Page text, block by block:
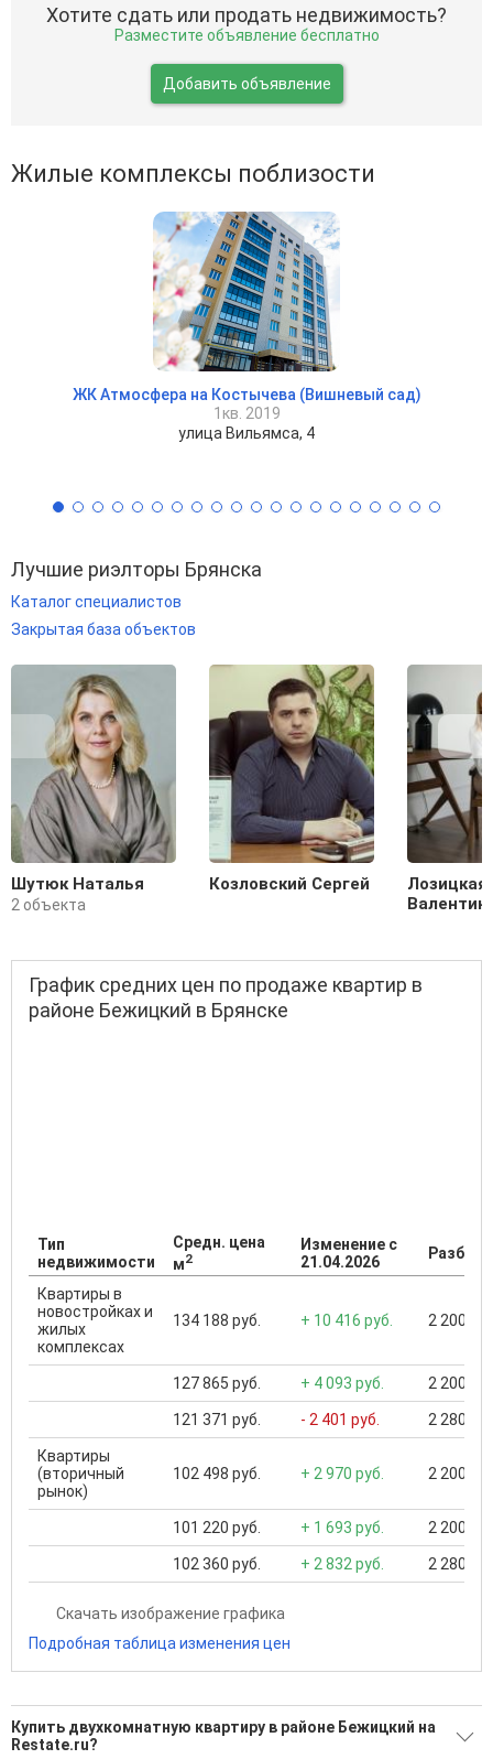
Хотите сдать или продать недвижимость?
Разместите объявление бесплатно
Добавить объявление
Жилые комплексы поблизости
ЖК Атмосфера на Костычева (Вишневый сад)
1кв. 2019
улица Вильямса, 4
Лучшие риэлторы Брянска
Каталог специалистов
Закрытая база объектов
Шутюк Наталья
2 объекта
Козловский Сергей
Лозицкая
График средних цен по продаже квартир в
районе Бежицкий в Брянске
Тип
недвижимости
Средн. цена
м2
Изменение с
21.04.2026
Квартиры в
новостройках и
жилых
комплексах
134 188 руб. + 10 416 руб. 2 200
127 865 руб. + 4 093 руб. 2 200
121 371 руб. - 2 401 руб. 2 280
Квартиры
(вторичный
рынок)
102 498 руб. + 2 970 руб. 2 200
101 220 руб. + 1 693 руб. 2 200
102 360 руб. + 2 832 руб. 2 280
Скачать изображение графика
Подробная таблица изменения цен
Купить двухкомнатную квартиру в районе Бежицкий на
Restate.ru?